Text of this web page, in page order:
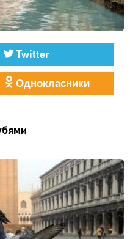
Twitter
Однокласники